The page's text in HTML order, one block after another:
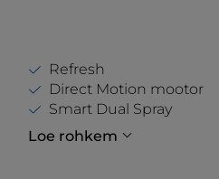
Refresh
Direct Motion mootor
Smart Dual Spray
Loe rohkem